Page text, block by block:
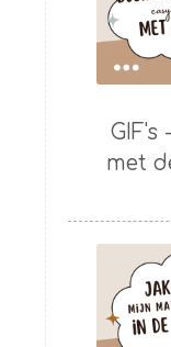
GIF's
met